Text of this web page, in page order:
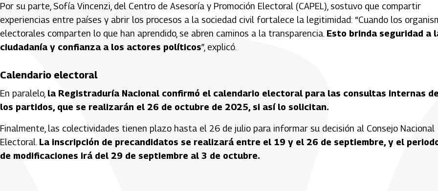
Por su parte, Sofía Vincenzi, del Centro de Asesoría y Promoción Electoral (CAPEL), sostuvo que compartir
experiencias entre países y abrir los procesos a la sociedad civil fortalece la legitimidad: “Cuando los
electorales comparten lo que han aprendido, se abren caminos a la transparencia. Esto brinda seguridad a
ciudadanía y confianza a los actores políticos”, explicó.
Calendario electoral
En paralelo, la Registraduría Nacional confirmó el calendario electoral para las consultas internas de
los partidos, que se realizarán el 26 de octubre de 2025, si así lo solicitan.
Finalmente, las colectividades tienen plazo hasta el 26 de julio para informar su decisión al Consejo Nacional
Electoral. La inscripción de precandidatos se realizará entre el 19 y el 26 de septiembre, y el
de modificaciones irá del 29 de septiembre al 3 de octubre.